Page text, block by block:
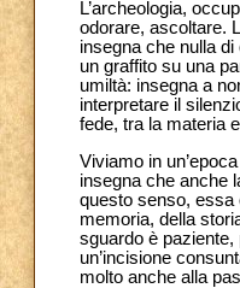
L’archeologia,
odorare, ascoltare.
insegna che nulla
un graffito su una
umiltà: insegna a
interpretare il
fede, tra la materia
Viviamo in
insegna che anche
questo senso, essa
memoria, della
sguardo è
un’incisione
molto anche alla